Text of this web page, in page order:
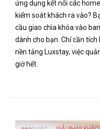
ứng dụng kết nối các
kiểm soát khách ra vào?
cầu giao chìa khóa vào
dành cho bạn. Chỉ cần
nền tảng Luxstay, việc
giờ hết.